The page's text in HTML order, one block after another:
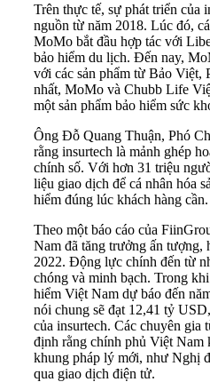
Trên thực tế, sự phát triển của
nguồn từ năm 2018. Lúc đó,
MoMo bắt đầu hợp tác với
bảo hiểm du lịch. Đến nay,
với các sản phẩm từ Bảo
nhất, MoMo và Chubb Life
một sản phẩm bảo hiểm sức
Ông Đỗ Quang Thuận, Phó
rằng insurtech là mảnh ghép
chính số. Với hơn 31 triệu
liệu giao dịch để cá nhân hóa
hiểm đúng lúc khách hàng cần.
Theo một báo cáo của
Nam đã tăng trưởng ấn tượng,
2022. Động lực chính đến từ
chóng và minh bạch. Trong
hiểm Việt Nam dự báo đến
nói chung sẽ đạt 12,41 tỷ
của insurtech. Các chuyên gia
định rằng chính phủ Việt Nam
khung pháp lý mới, như Nghị
qua giao dịch điện tử.